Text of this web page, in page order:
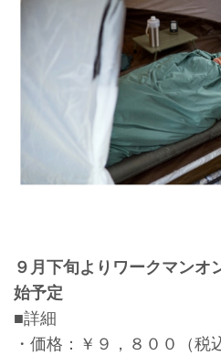
９月下旬よりワークマンオ
始予定
■詳細
・価格：￥９，８００（税